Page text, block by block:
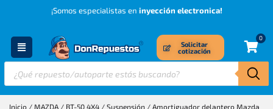
¡Somos especialistas en inyección electronica!
Solicitar
cotización
0
Inicio / MAZDA / BT-50 4X4 / Suspensión / Amortiguador delantero Mazda